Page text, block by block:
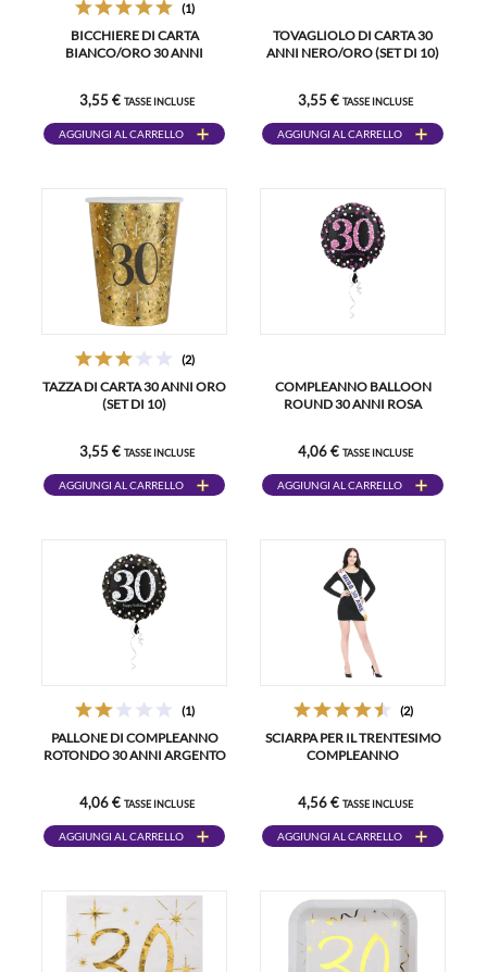
(1)
BICCHIERE DI CARTA
BIANCO/ORO 30 ANNI
3,55 € TASSE INCLUSE
AGGIUNGI AL CARRELLO
TOVAGLIOLO DI CARTA 30
ANNI NERO/ORO (SET DI 10)
3,55 € TASSE INCLUSE
AGGIUNGI AL CARRELLO
(2)
TAZZA DI CARTA 30 ANNI ORO
(SET DI 10)
3,55 € TASSE INCLUSE
AGGIUNGI AL CARRELLO
COMPLEANNO BALLOON
ROUND 30 ANNI ROSA
4,06 € TASSE INCLUSE
AGGIUNGI AL CARRELLO
(1)
PALLONE DI COMPLEANNO
ROTONDO 30 ANNI ARGENTO
4,06 € TASSE INCLUSE
AGGIUNGI AL CARRELLO
(2)
SCIARPA PER IL TRENTESIMO
COMPLEANNO
4,56 € TASSE INCLUSE
AGGIUNGI AL CARRELLO